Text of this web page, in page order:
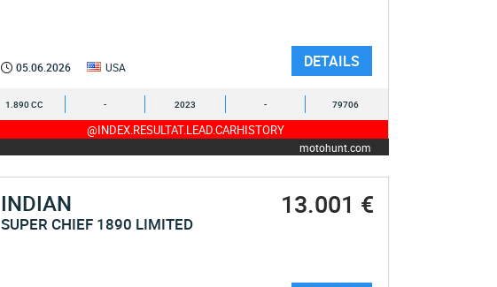
05.06.2026 USA DETAILS
1.890 CC - 2023 - 79706
@INDEX.RESULTAT.LEAD.CARHISTORY
motohunt.com
INDIAN
SUPER CHIEF 1890 LIMITED
13.001 €